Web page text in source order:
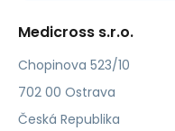
Medicross s.r.o.
Chopinova 523/10
702 00 Ostrava
Česká Republika